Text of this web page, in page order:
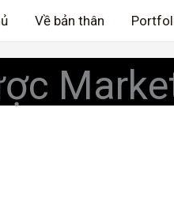
Về bản thân